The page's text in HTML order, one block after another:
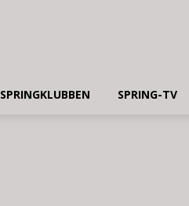
SPRINGKLUBBEN SPRING-TV